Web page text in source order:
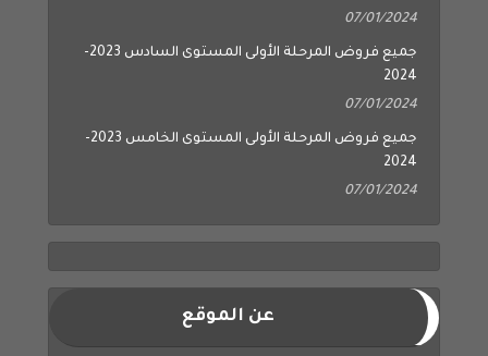
07/01/2024
جميع فروض المرحلة الأولى المستوى السادس 2023-
2024
07/01/2024
جميع فروض المرحلة الأولى المستوى الخامس 2023-
2024
07/01/2024
عن الموقع